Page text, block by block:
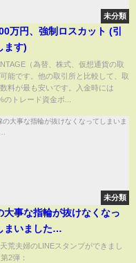
未分類
万円、強制ロスカット (引
ます)
（為替、株式、仮想通貨の取
能です。他の取引所と比較して、取
料が最も安いです。入金時には
のトレード資金ボ...
未分類
大事な指輪が抜けなくなっ
まいました…
荒夫婦のLINEスタンプができまし
2弾：